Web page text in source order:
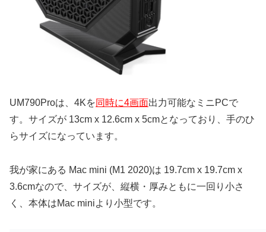
UM790Proは、4Kを同時に4画面出力可能なミニPCで
す。サイズが 13cm x 12.6cm x 5cmとなっており、手のひ
らサイズになっています。
我が家にある Mac mini (M1 2020)は 19.7cm x 19.7cm x
3.6cmなので、サイズが、縦横・厚みともに一回り小さ
く、本体はMac miniより小型です。